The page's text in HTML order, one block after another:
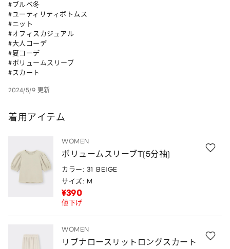
#ブルベ冬
#ユーティリティボトムス
#ニット
#オフィスカジュアル
#大人コーデ
#夏コーデ
#ボリュームスリーブ
#スカート
2024/5/9 更新
着用アイテム
WOMEN
ボリュームスリーブT(5分袖)
カラー: 31 BEIGE
サイズ: M
¥390
値下げ
WOMEN
リブナロースリットロングスカート